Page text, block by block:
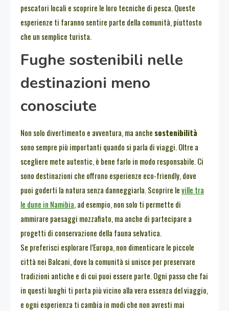
pescatori locali e scoprire le loro tecniche di pesca. Queste
esperienze ti faranno sentire parte della comunità, piuttosto
che un semplice turista.
Fughe sostenibili nelle
destinazioni meno
conosciute
Non solo divertimento e avventura, ma anche sostenibilità
sono sempre più importanti quando si parla di viaggi. Oltre a
scegliere mete autentic, è bene farlo in modo responsabile. Ci
sono destinazioni che offrono esperienze eco-friendly, dove
puoi goderti la natura senza danneggiarla. Scoprire leville tra
le dune in Namibia, ad esempio, non solo ti permette di
ammirare paesaggi mozzafiato, ma anche di partecipare a
progetti di conservazione della fauna selvatica.
Se preferisci esplorare l’Europa, non dimenticare le piccole
città nei Balcani, dove la comunità si unisce per preservare
tradizioni antiche e di cui puoi essere parte. Ogni passo che fai
in questi luoghi ti porta più vicino alla vera essenza del viaggio,
e ogni esperienza ti cambia in modi che non avresti mai